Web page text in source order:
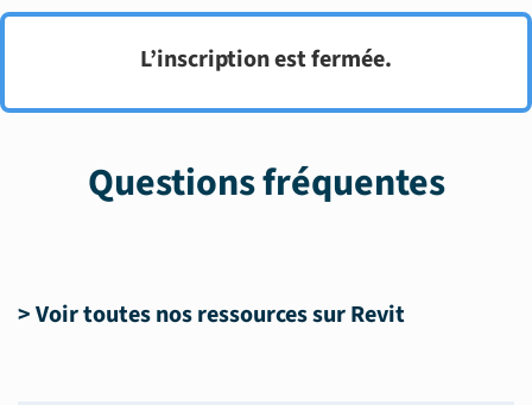
L’inscription est fermée.
Questions fréquentes
>Voir toutes nos ressources sur Revit